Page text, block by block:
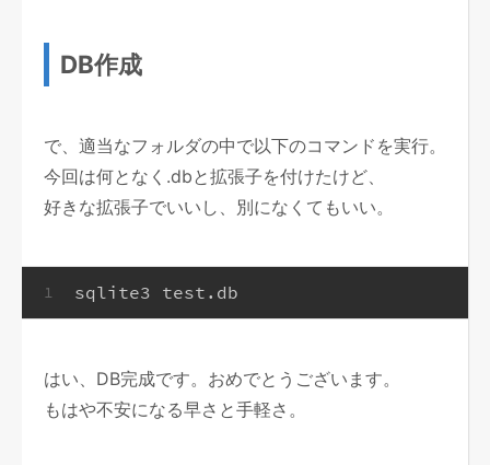
DB作成
で、適当なフォルダの中で以下のコマンドを実行。
今回は何となく.dbと拡張子を付けたけど、
好きな拡張子でいいし、別になくてもいい。
1 sqlite3 test.db
はい、DB完成です。おめでとうございます。
もはや不安になる早さと手軽さ。